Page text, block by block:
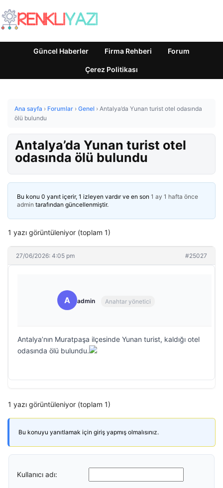
Güncel Haberler Firma Rehberi Forum
Çerez Politikası
Ana sayfa › Forumlar › Genel › Antalya’da Yunan turist otel odasında
ölü bulundu
Antalya’da Yunan turist otel
odasında ölü bulundu
Bu konu 0 yanıt içerir, 1 izleyen vardır ve en son 1 ay 1 hafta önce
admin tarafından güncellenmiştir.
1 yazı görüntüleniyor (toplam 1)
27/06/2026: 4:05 pm #25027
A admin Anahtar yönetici
Antalya’nın Muratpaşa ilçesinde Yunan turist, kaldığı otel
odasında ölü bulundu.
1 yazı görüntüleniyor (toplam 1)
Bu konuyu yanıtlamak için giriş yapmış olmalısınız.
Kullanıcı adı: